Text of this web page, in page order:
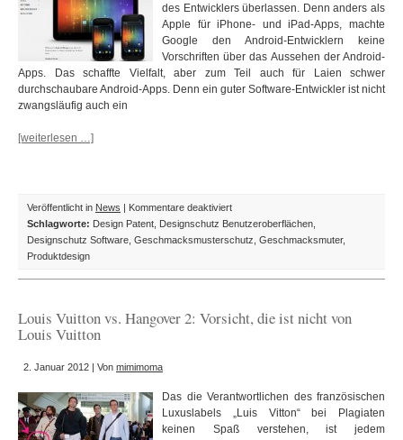
des Entwicklers überlassen. Denn anders als
Apple für iPhone- und iPad-Apps, machte
Google den Android-Entwicklern keine
Vorschriften über das Aussehen der Android-
Apps. Das schaffte Vielfalt, aber zum Teil auch für Laien schwer
durchschaubare Android-Apps. Denn ein guter Software-Entwickler ist nicht
zwangsläufig auch ein
[weiterlesen …]
Veröffentlicht in News | Kommentare deaktiviertfür
Google
veröffentlicht
Apps
Schlagworte: Design Patent Designschutz Benutzeroberflächen
Designschutz Software Geschmacksmusterschutz Geschmacksmuter,
Produktdesign
Louis Vuitton vs. Hangover 2: Vorsicht, die ist nicht von
Louis Vuitton
2. Januar 2012 | Von mimimoma
Das die Verantwortlichen des französischen
Luxuslabels „Luis Vitton“ bei Plagiaten
keinen Spaß verstehen, ist jedem